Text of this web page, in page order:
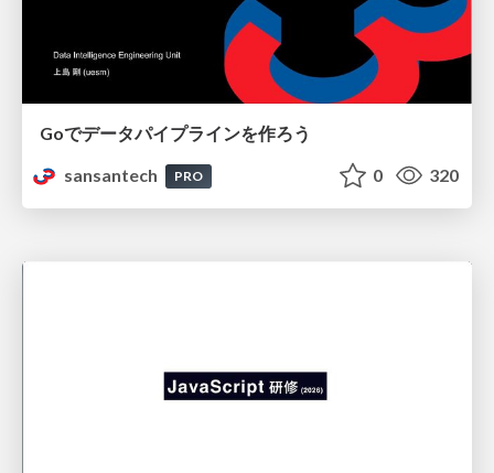
Goでデータパイプラインを作ろう
sansantech
PRO 0 320